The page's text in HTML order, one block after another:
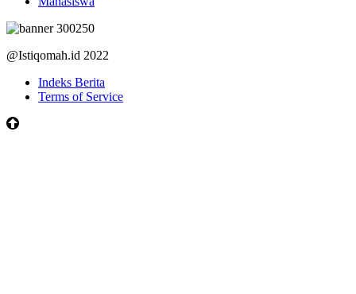
@Istiqomah.id 2022
Indeks Berita
Terms of Service